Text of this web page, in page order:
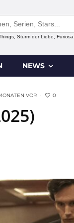
Sturm der Liebe, Furiosa
NEWS
VOR · 0